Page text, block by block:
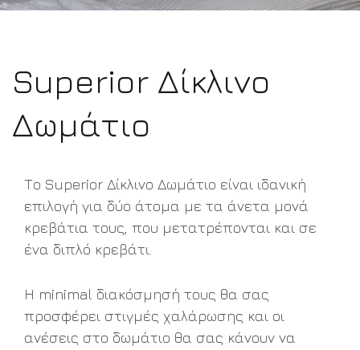
Superior Δίκλινο
Δωμάτιο
Το Superior Δίκλινο Δωμάτιο είναι ιδανική
επιλογή για δύο άτομα με τα άνετα μονά
κρεβάτια τους, που μετατρέπονται και σε
ένα διπλό κρεβάτι.
Η minimal διακόσμησή τους θα σας
προσφέρει στιγμές χαλάρωσης και οι
ανέσεις στο δωμάτιο θα σας κάνουν να